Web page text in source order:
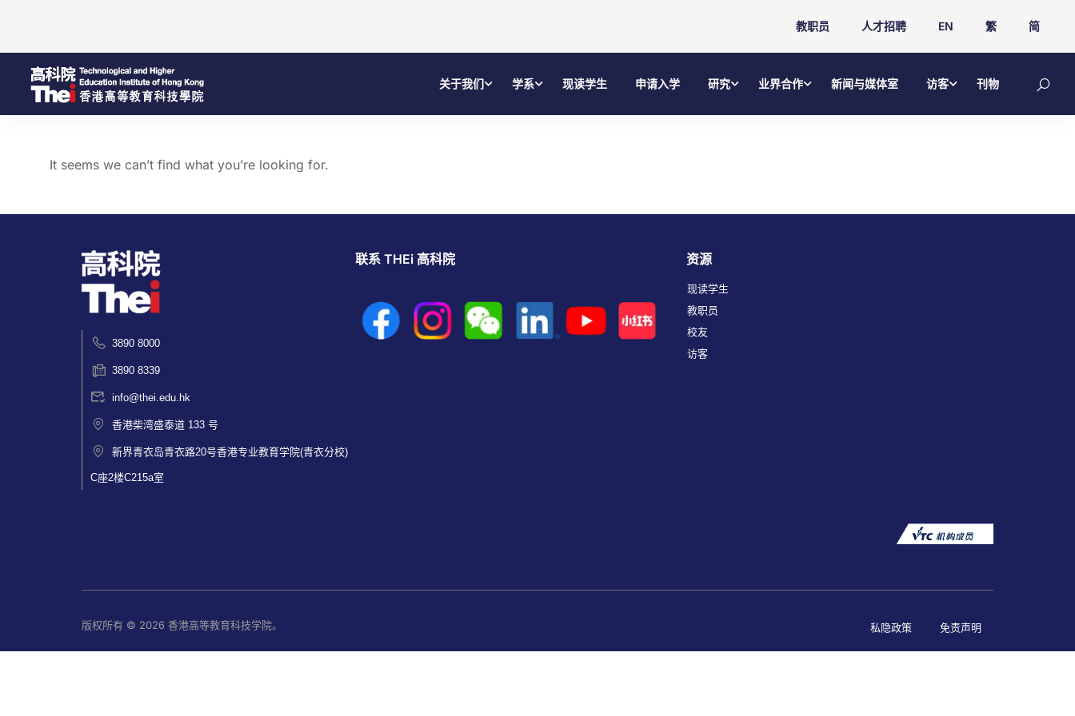
教职员 人才招聘 EN 繁 简
关于我们 学系 现读学生 申请入学 研究 业界合作 新闻与媒体室 访客 刊物
It seems we can’t find what you’re looking for.
3890 8000
3890 8339
info@thei.edu.hk
香港柴湾盛泰道 133 号
新界青衣岛青衣路20号香港专业教育学院(青衣分校)
C座2楼C215a室
联系 THEi 高科院 资源
现读学生
教职员
校友
访客
版权所有 © 2026 香港高等教育科技学院。 私隐政策 免责声明